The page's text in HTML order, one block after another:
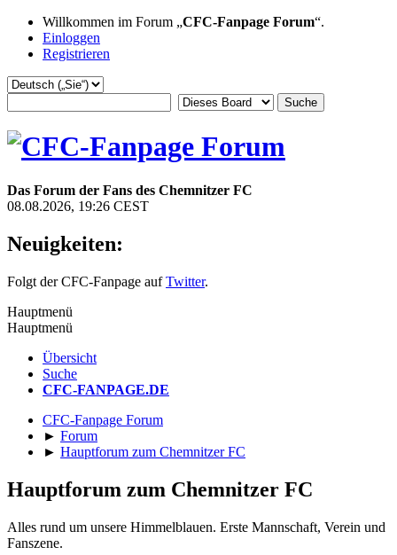
Willkommen im Forum „CFC-Fanpage Forum“.
Einloggen
Registrieren
Das Forum der Fans des Chemnitzer FC
08.08.2026, 19:26 CEST
Neuigkeiten:
Folgt der CFC-Fanpage aufTwitter.
Hauptmenü
Hauptmenü
Übersicht
Suche
CFC-FANPAGE.DE
CFC-Fanpage Forum
► Forum
► Hauptforum zum Chemnitzer FC
Hauptforum zum Chemnitzer FC
Alles rund um unsere Himmelblauen. Erste Mannschaft, Verein und
Fanszene.